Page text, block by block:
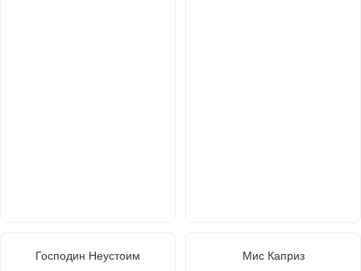
Господин Неустоим Мис Каприз